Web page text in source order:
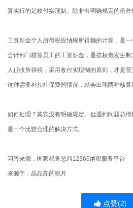
算实行的是收付实现制。除非有明确规定的例外
工资薪金个人所得税应纳税所得额的计算，是一
会计部门核算员工的工资薪金，是按权责发生
人征收所得税，采用收付实现制的原则，才是
这种需要补扣社保费的情况，就会出现两种核算
如何处理？其实没有明确规定。但遇到问题总
是一个比较合理的解决方式。
问答来源：国家税务总局12366纳税服务平台
来源于：晶晶亮的税月
点赞(2)